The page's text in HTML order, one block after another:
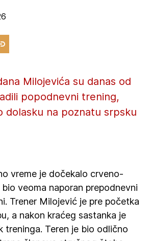
Milojevića su danas od
popodnevni trening,
dolasku na poznatu srpsku
vreme je dočekalo crveno-
veoma naporan prepodnevni
Trener Milojević je pre početka
a nakon kraćeg sastanka je
treninga. Teren je bio odlično